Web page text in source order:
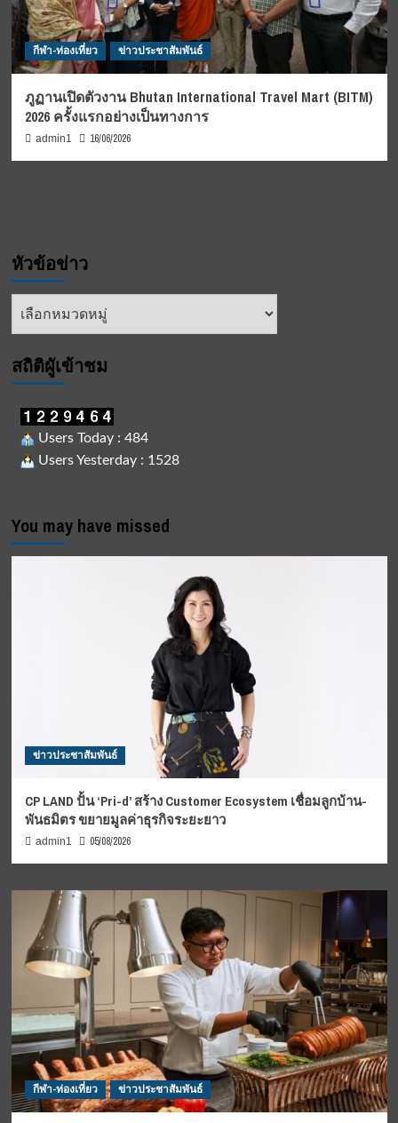
กีฬา-ท่องเที่ยว ข่าวประชาสัมพันธ์
ภูฏานเปิดตัวงาน Bhutan International Travel Mart (BITM)
2026 ครั้งแรกอย่างเป็นทางการ
admin1 16/06/2026
หัวข้อข่าว
หัวข้อ
สถิติผูัเข้าชม
Users Today : 484
Users Yesterday : 1528
You may have missed
ข่าวประชาสัมพันธ์
CP LAND ปั้น ‘Pri-d’ สร้าง Customer Ecosystem เชื่อมลูกบ้าน-
พันธมิตร ขยายมูลค่าธุรกิจระยะยาว
admin1 05/08/2026
กีฬา-ท่องเที่ยว ข่าวประชาสัมพันธ์